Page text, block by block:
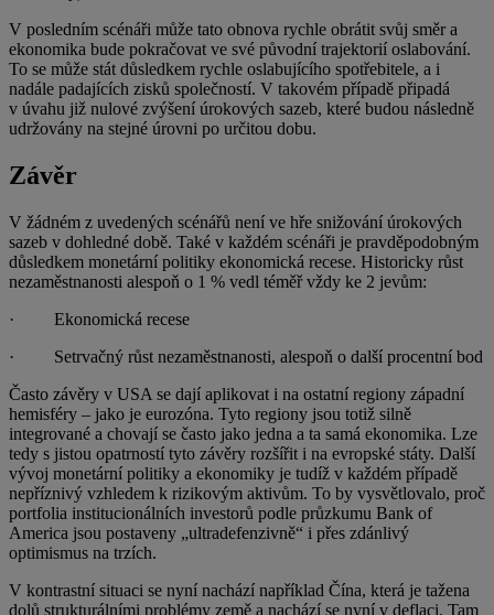
V posledním scénáři může tato obnova rychle obrátit svůj směr a
ekonomika bude pokračovat ve své původní trajektorií oslabování.
To se může stát důsledkem rychle oslabujícího spotřebitele, a i
nadále padajících zisků společností. V takovém případě připadá
v úvahu již nulové zvýšení úrokových sazeb, které budou následně
udržovány na stejné úrovni po určitou dobu.
Závěr
V žádném z uvedených scénářů není ve hře snižování úrokových
sazeb v dohledné době. Také v každém scénáři je pravděpodobným
důsledkem monetární politiky ekonomická recese. Historicky růst
nezaměstnanosti alespoň o 1 % vedl téměř vždy ke 2 jevům:
· Ekonomická recese
· Setrvačný růst nezaměstnanosti, alespoň o další procentní bod
Často závěry v USA se dají aplikovat i na ostatní regiony západní
hemisféry – jako je eurozóna. Tyto regiony jsou totiž silně
integrované a chovají se často jako jedna a ta samá ekonomika. Lze
tedy s jistou opatrností tyto závěry rozšířit i na evropské státy. Další
vývoj monetární politiky a ekonomiky je tudíž v každém případě
nepříznivý vzhledem k rizikovým aktivům. To by vysvětlovalo, proč
portfolia institucionálních investorů podle průzkumu Bank of
America jsou postaveny „ultradefenzivně“ i přes zdánlivý
optimismus na trzích.
V kontrastní situaci se nyní nachází například Čína, která je tažena
dolů strukturálními problémy země a nachází se nyní v deflaci. Tam